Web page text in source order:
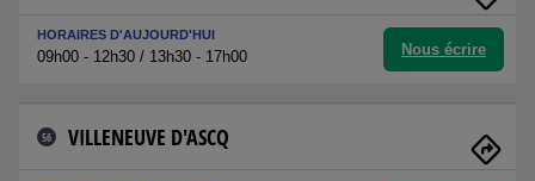
HORAIRES D'AUJOURD'HUI
09h00 - 12h30 / 13h30 - 17h00 Nous écrire
56 VILLENEUVE D'ASCQ